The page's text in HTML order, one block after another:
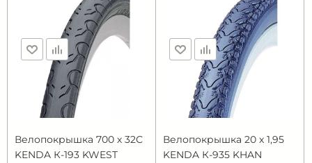
Велопокрышка 700 х 32С
KENDA К-193 KWEST
Велопокрышка 20 х 1,95
KENDA К-935 KHAN